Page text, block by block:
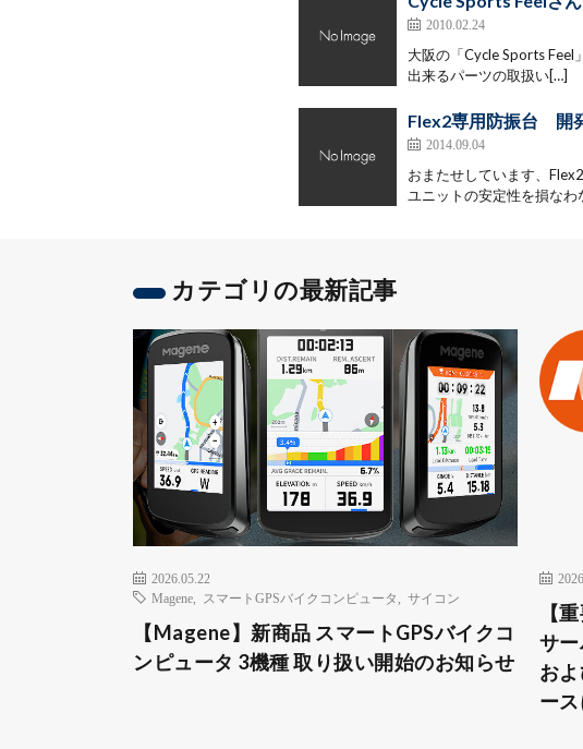
2010.02.24
大阪の「Cycle Sports Feel
出来るパーツの取扱い[…]
Flex2専用防振台 開
2014.09.04
おまたせしています、
ユニットの安定性を損なわ
カテゴリの最新記事
2026.05.22
Magene
スマートGPSバイクコンピュータ サイコン
【Magene】新商品 スマートGPSバイクコ
ンピュータ 3機種 取り扱い開始のお知らせ
【
サ
お
ー